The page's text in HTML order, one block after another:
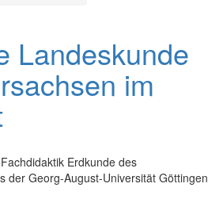
Landeskunde
im
Erdkunde des
der Georg-August-Universität Göttingen